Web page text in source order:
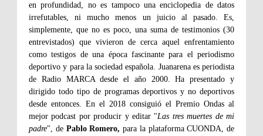
en profundidad, no es tampoco una enciclopedia de datos
irrefutables, ni mucho menos un juicio al pasado. Es,
simplemente, que no es poco, una suma de testimonios (30
entrevistados) que vivieron de cerca aquel enfrentamiento
como testigos de una época fascinante para el periodismo
deportivo y para la sociedad española. Juanarena es periodista
de Radio MARCA desde el año 2000. Ha presentado y
dirigido todo tipo de programas deportivos y no deportivos
desde entonces. En el 2018 consiguió el Premio Ondas al
mejor podcast por producir y editar "Las tres muertes de mi
padre", de Pablo Romero, para la plataforma CUONDA, de